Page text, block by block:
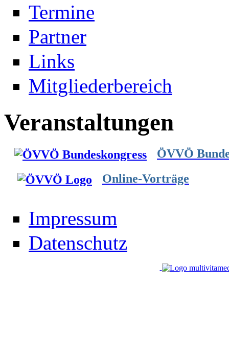
Termine
Partner
Links
Mitgliederbereich
Veranstaltungen
ÖVVÖ
Online-Vorträge
Impressum
Datenschutz